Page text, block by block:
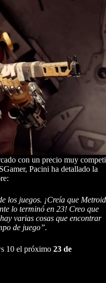
con un precio muy
Pacini ha detallado la
los juegos. ¡Creía que Metroid
lo terminó en 23! Creo que
varias cosas que encontrar
de juego”.
10 el próximo 23 de